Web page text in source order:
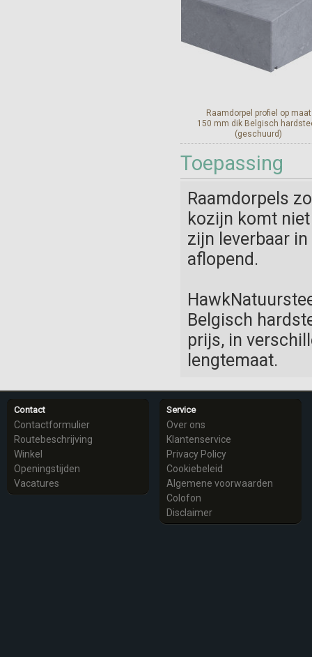
Raamdorpel profiel op maat
150 mm dik Belgisch
(geschuurd)
Bekijk en bestel
Toepassing
Raamdorpels
kozijn komt
zijn leverbaar
aflopend.
Belgisch
prijs, in
lengtemaat.
Contact
Contactformulier
Routebeschrijving
Winkel
Openingstijden
Vacatures
Service
Over ons
Klantenservice
Privacy Policy
Cookiebeleid
Algemene voorwaarden
Colofon
Disclaimer